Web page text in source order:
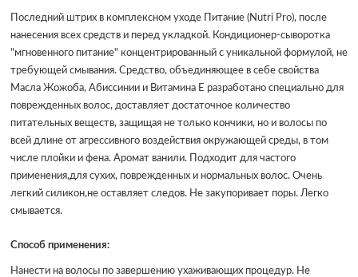
Последний штрих в комплексном уходе Питание (Nutri Pro), после
нанесения всех средств и перед укладкой. Кондиционер-сыворотка
"мгновенного питание" концентрированный с уникальной формулой, не
требующей смывания. Средство, объединяющее в себе свойства
Масла Жожоба, Абиссинии и Витамина Е разработано специально для
поврежденных волос, доставляет достаточное количество
питательных веществ, защищая не только кончики, но и волосы по
всей длине от агрессивного воздействия окружающей среды, в том
числе плойки и фена. Аромат ванили. Подходит для частого
применения,для сухих, поврежденных и нормальных волос. Очень
легкий силикон,не оставляет следов. Не закупоривает поры. Легко
смывается.
Способ применения:
Нанести на волосы по завершению ухаживающих процедур. Не